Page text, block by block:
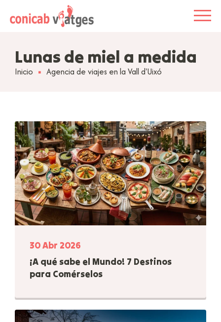
Lunas de miel a medida
Inicio Agencia de viajes en la Vall d'Uixó
30 Abr 2026
¡A qué sabe el Mundo! 7 Destinos
para Comérselos